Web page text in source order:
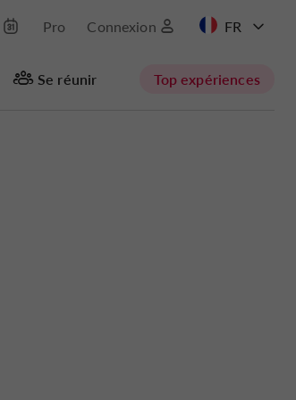
Pro Connexion
Se réunir Top expériences